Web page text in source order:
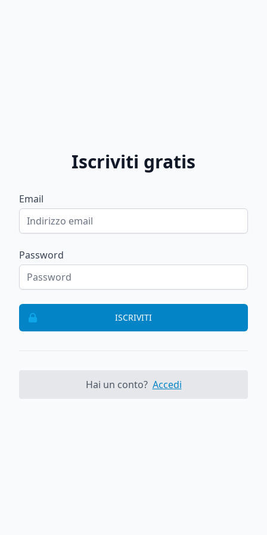
Iscriviti gratis
Email
Password
ISCRIVITI
Hai un conto? Accedi